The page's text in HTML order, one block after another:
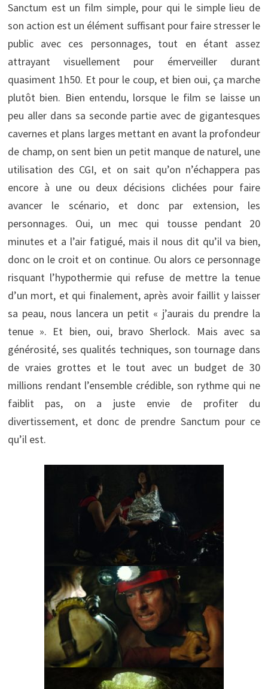
Sanctum est un film simple, pour qui le simple lieu de
son action est un élément suffisant pour faire stresser le
public avec ces personnages, tout en étant assez
attrayant visuellement pour émerveiller durant
quasiment 1h50. Et pour le coup, et bien oui, ça marche
plutôt bien. Bien entendu, lorsque le film se laisse un
peu aller dans sa seconde partie avec de gigantesques
cavernes et plans larges mettant en avant la profondeur
de champ, on sent bien un petit manque de naturel, une
utilisation des CGI, et on sait qu’on n’échappera pas
encore à une ou deux décisions clichées pour faire
avancer le scénario, et donc par extension, les
personnages. Oui, un mec qui tousse pendant 20
minutes et a l’air fatigué, mais il nous dit qu’il va bien,
donc on le croit et on continue. Ou alors ce personnage
risquant l’hypothermie qui refuse de mettre la tenue
d’un mort, et qui finalement, après avoir faillit y laisser
sa peau, nous lancera un petit « j’aurais du prendre la
tenue ». Et bien, oui, bravo Sherlock. Mais avec sa
générosité, ses qualités techniques, son tournage dans
de vraies grottes et le tout avec un budget de 30
millions rendant l’ensemble crédible, son rythme qui ne
faiblit pas, on a juste envie de profiter du
divertissement, et donc de prendre Sanctum pour ce
qu’il est.